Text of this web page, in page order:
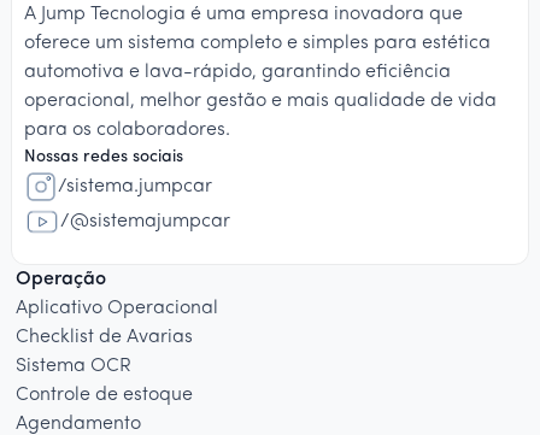
A Jump Tecnologia é uma empresa inovadora que
oferece um sistema completo e simples para estética
automotiva e lava-rápido, garantindo eficiência
operacional, melhor gestão e mais qualidade de vida
para os colaboradores.
Nossas redes sociais
/sistema.jumpcar
/@sistemajumpcar
Operação
Aplicativo Operacional
Checklist de Avarias
Sistema OCR
Controle de estoque
Agendamento